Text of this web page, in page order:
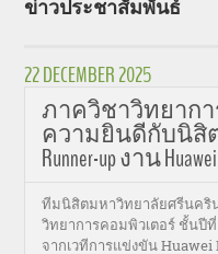
ข่าวประชาสัมพันธ์
22 DECEMBER 2025
ภาควิชาวิทยาก
ความยินดีกับนิสิต
Runner-up งาน
ทีมนิสิตมหาวิทยาลัยศรีนคริ
วิทยาการคอมพิวเตอร์ ชั้นปี
จากเวทีการแข่งขัน Huawei